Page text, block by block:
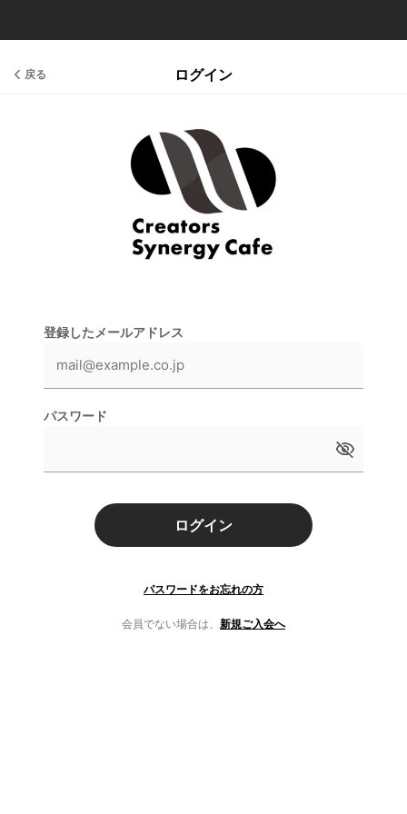
戻る ログイン
登録したメールアドレス
パスワード
ログイン
パスワードをお忘れの方
会員でない場合は、 新規ご入会へ